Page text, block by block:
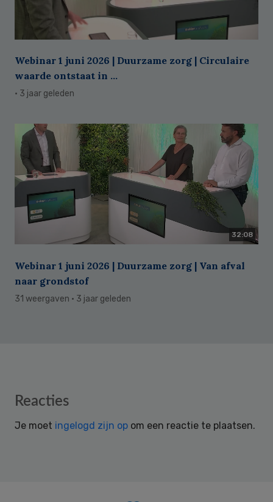
Webinar 1 juni 2026 | Duurzame zorg | Circulaire
waarde ontstaat in ...
· 3 jaar geleden
32:08
Webinar 1 juni 2026 | Duurzame zorg | Van afval
naar grondstof
31 weergaven · 3 jaar geleden
Reader
Reacties
Je moet ingelogd zijn op om een reactie te plaatsen.